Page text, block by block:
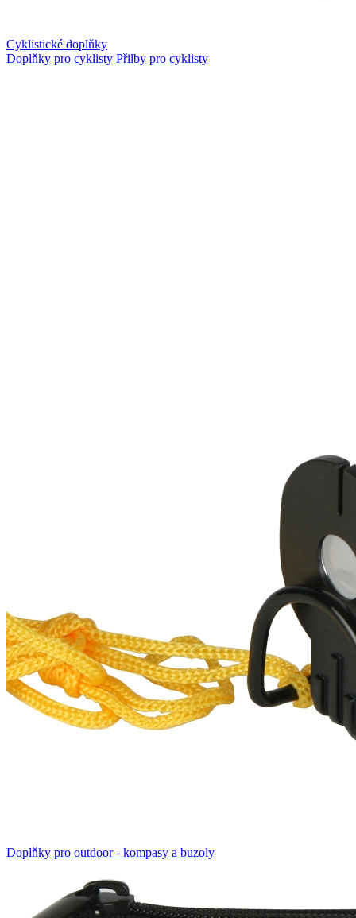
Cyklistické doplňky
Doplňky pro cyklisty Přilby pro cyklisty
Doplňky pro outdoor - kompasy a buzoly